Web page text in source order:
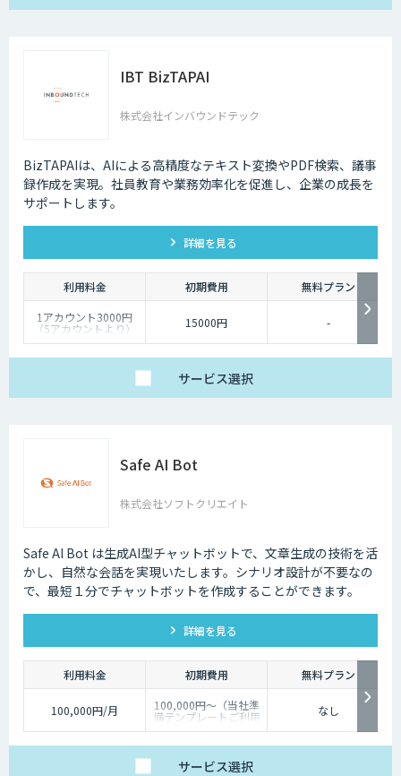
IBT BizTAPAI
株式会社インバウンドテック
BizTAPAIは、AIによる高精度なテキスト変換やPDF検索、議事
録作成を実現。社員教育や業務効率化を促進し、企業の成長を
サポートします。
詳細を見る
利用料金 初期費用
無料プラン
1アカウント3000円
（5アカウントより） 15000円 -
サービス選択
Safe AI Bot
株式会社ソフトクリエイト
Safe AI Bot は生成AI型チャットボットで、文章生成の技術を活
かし、自然な会話を実現いたします。シナリオ設計が不要なの
で、最短１分でチャットボットを作成することができます。
詳細を見る
利用料金 初期費用 無料プラン
100,000円/月 100,000円～（当社準
備テンプレートご利用
の場合）
なし
サービス選択